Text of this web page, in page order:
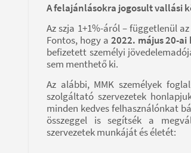
A felajánlásokra jogosult vallási
Az szja 1+1%-áról – függetlenül
Fontos, hogy a 2022. május 20-
befizetett személyi
sem menthető ki.
Az alábbi, MMK személyek
szolgáltató szervezetek
minden kedves felhasználónkat
összeggel is segítsék a
szervezetek munkáját és életét: